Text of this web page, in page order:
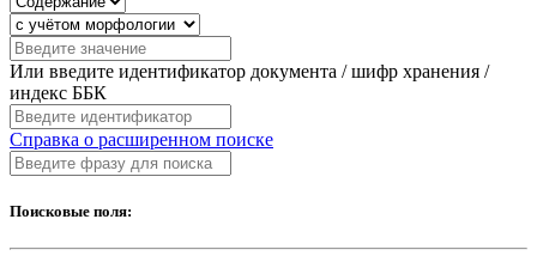
Или введите идентификатор документа / шифр хранения /
индекс ББК
Справка о расширенном поиске
Поисковые поля: